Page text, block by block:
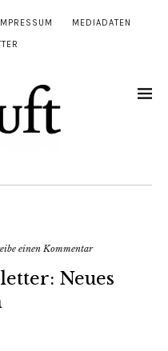
MEDIADATEN
einen Kommentar
Neues